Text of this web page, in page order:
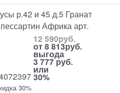
р.42 и 45 д.5 Гранат
Африка арт.
12 590руб.
от8 813руб.
выгода
3 777 руб.
или
30%
30%